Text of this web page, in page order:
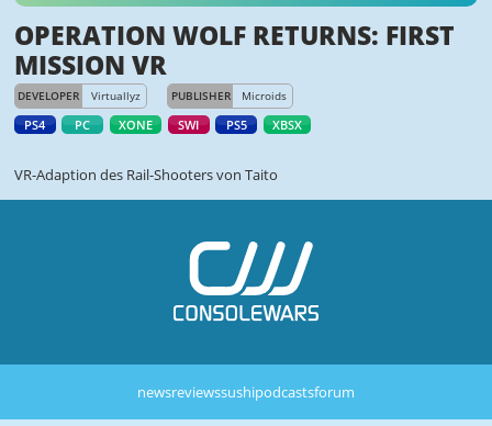
OPERATION WOLF RETURNS: FIRST
MISSION VR
DEVELOPER Virtuallyz PUBLISHER Microids
PS4 PC XONE SWI PS5 XBSX
VR-Adaption des Rail-Shooters von Taito
newsreviewssushipodcastsforum